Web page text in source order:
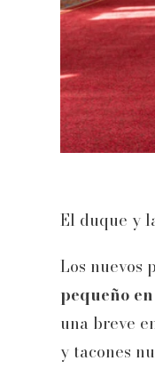
El duque y
Los nuevos
pequeño
una breve
y tacones